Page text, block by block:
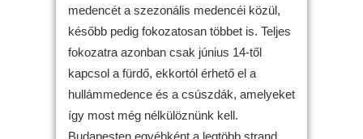
medencét a szezonális medencéi közül,
később pedig fokozatosan többet is. Teljes
fokozatra azonban csak június 14-től
kapcsol a fürdő, ekkortól érhető el a
hullámmedence és a csúszdák, amelyeket
így most még nélkülöznünk kell.